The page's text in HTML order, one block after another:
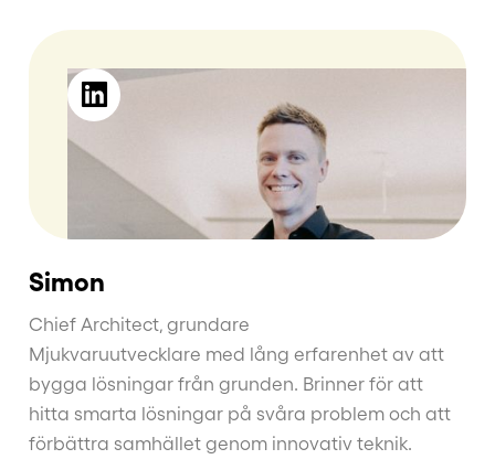
Simon
Chief Architect, grundare
Mjukvaruutvecklare med lång erfarenhet av att
bygga lösningar från grunden. Brinner för att
hitta smarta lösningar på svåra problem och att
förbättra samhället genom innovativ teknik.